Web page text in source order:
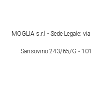
MOGLIA s.r.l • Sede Legale:
Sansovino 243/65/G •